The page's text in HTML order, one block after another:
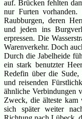
auf. Brücken fehlten
nur Furten vorhanden.
Raubburgen, deren
und jeden ins
erpressen. Die
Warenverkehr. Doch
Durch die Jabelheide
ein stark benutzter
Redefin über die
und reisenden
ähnliche Verbindungen
Zweck, die älteste
sich später weiter